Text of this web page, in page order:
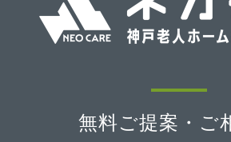
無料ご提案・ご